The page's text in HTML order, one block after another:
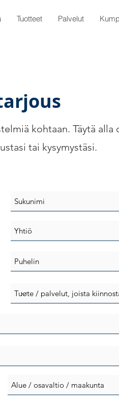
Tuotteet Palvelut
kohtaan. Täytä
tai kysymystäsi.